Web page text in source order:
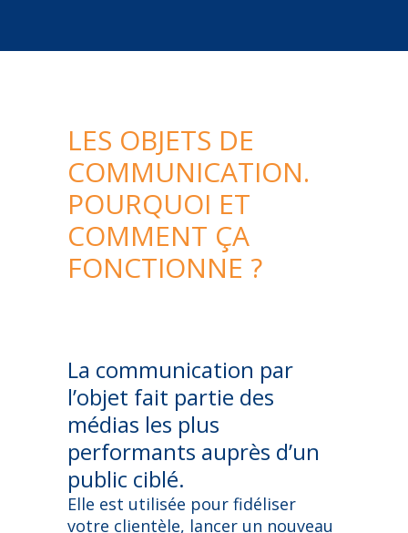
LES OBJETS DE
COMMUNICATION.
POURQUOI ET
COMMENT ÇA
FONCTIONNE ?
La communication par
l’objet fait partie des
médias les plus
performants auprès d’un
public ciblé.
Elle est utilisée pour fidéliser
votre clientèle, lancer un nouveau